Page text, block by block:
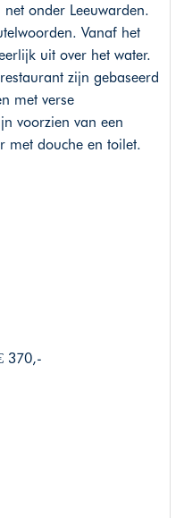
onder Leeuwarden.
Vanaf het
uit over het water.
zijn gebaseerd
met verse
voorzien van een
met douche en toilet.
370,-